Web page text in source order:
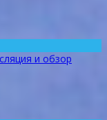
и обзор